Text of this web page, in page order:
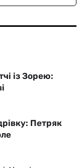
із Зорею:
Петряк